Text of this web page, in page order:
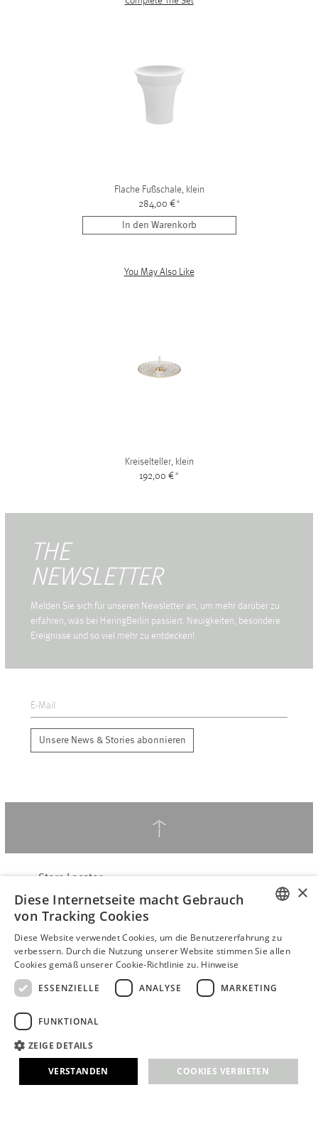
Flache Fußschale, klein
284,00 €*
In den Warenkorb
You May Also Like
Kreiselteller, klein
192,00 €*
THE
NEWSLETTER
Melden Sie sich für unseren Newsletter an, um mehr darüber zu
erfahren, was bei HeringBerlin passiert. Neuigkeiten, besondere
Ereignisse und so viel mehr zu entdecken!
Unsere News & Stories abonnieren
↑
Store Locator
Über Hering Berlin
Kundenservice
Kontakt
VERTRAG WIDERRUFEN
AGB
Barrierefreiheitserklärung
B2B login
© 2026 · Stefanie Hering - Berlin GmbH
GERMAN
×
Diese Internetseite macht Gebrauch
von Tracking Cookies
Diese Website verwendet Cookies, um die Benutzererfahrung zu
verbessern. Durch die Nutzung unserer Website stimmen Sie allen
Cookies gemäß unserer Cookie-Richtlinie zu. Hinweise
ESSENZIELLE
ANALYSE MARKETING
FUNKTIONAL
ZEIGE DETAILS
VERSTANDEN COOKIES VERBIETEN